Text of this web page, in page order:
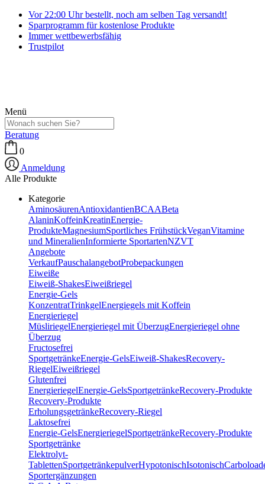
Vor 22:00 Uhr bestellt, noch am selben Tag versandt!
Sparprogramm für kostenlose Produkte
Immer wettbewerbsfähig
Trustpilot
Menü
Beratung
0
Anmeldung
Alle Produkte
Kategorie
AminosäurenAntioxidantienBCAABeta
AlaninKoffeinKreatinEnergie-
ProdukteMagnesiumSportliches FrühstückVeganVitamine
und MineralienInformierte SportartenNZVT
Angebote
VerkaufPauschalangebotProbepackungen
Eiweiße
Eiweiß-ShakesEiweißriegel
Energie-Gels
KonzentratTrinkgelEnergiegels mit Koffein
Energieriegel
MüsliriegelEnergieriegel mit ÜberzugEnergieriegel ohne
Überzug
Fructosefrei
SportgetränkeEnergie-GelsEiweiß-ShakesRecovery-
RiegelEiweißriegel
Glutenfrei
EnergieriegelEnergie-GelsSportgetränkeRecovery-Produkte
Recovery-Produkte
ErholungsgetränkeRecovery-Riegel
Laktosefrei
Energie-GelsEnergieriegelSportgetränkeRecovery-Produkte
Sportgetränke
Elektrolyt-
TablettenSportgetränkepulverHypotonischIsotonisch
Sportergänzungen